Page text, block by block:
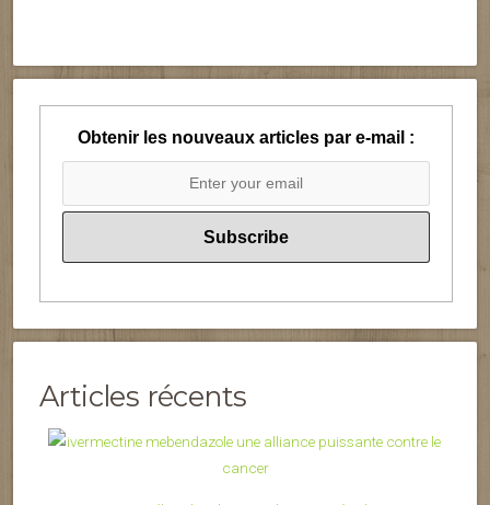
Obtenir les nouveaux articles par e-mail :
Articles récents